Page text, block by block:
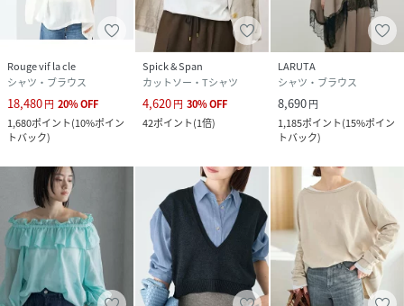
Rouge vif la cle
シャツ・ブラウス
18,480円 20%OFF
1,680ポイント(10%ポイン
トバック)
Spick & Span
カットソー・Tシャツ
4,620円 30%OFF
42ポイント(1倍)
LARUTA
シャツ・ブラウス
8,690円
1,185ポイント(15%ポイン
トバック)